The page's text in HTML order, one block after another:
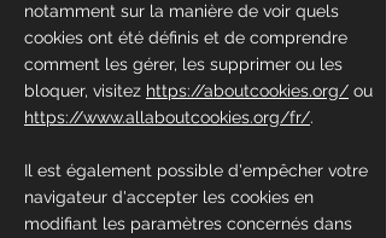
notamment sur la manière de voir quels
cookies ont été définis et de comprendre
comment les gérer, les supprimer ou les
bloquer, visitez https://aboutcookies.org/ ou
https://www.allaboutcookies.org/fr/.
Il est également possible d'empêcher votre
navigateur d'accepter les cookies en
modifiant les paramètres concernés dans